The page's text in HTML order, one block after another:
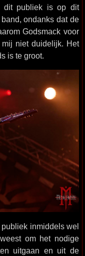
dit publiek is op dit
ondanks dat de
Godsmack voor
mij niet duidelijk. Het
is te groot.
inmiddels wel
om het nodige
uitgaan en uit de